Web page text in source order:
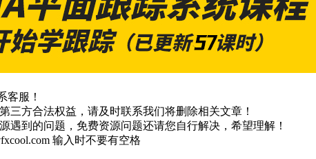
客服！
三方合法权益，请及时联系我们将删除相关文章！
遇到的问题，免费资源问题还请您自行解决，希望理解！
输入时不要有空格